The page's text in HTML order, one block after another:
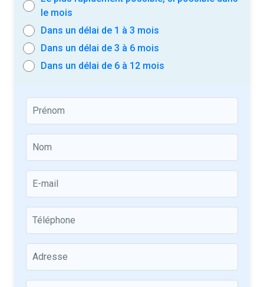
le mois
Dans un délai de 1 à 3 mois
Dans un délai de 3 à 6 mois
Dans un délai de 6 à 12 mois